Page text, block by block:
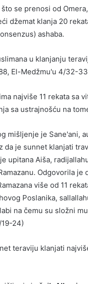
se prenosi od
džemat klanja 20
ashaba.
u klanjanju
El-Medžmu'u 4/32-
najviše 11 rekata sa
sa ustrajnošću na
mišljenje je Sane'ani,
da je sunnet klanjati
upitana Aiša,
Odgovorila
više od 11
Poslanika,
na čemu su složni
24)
teraviju klanjati